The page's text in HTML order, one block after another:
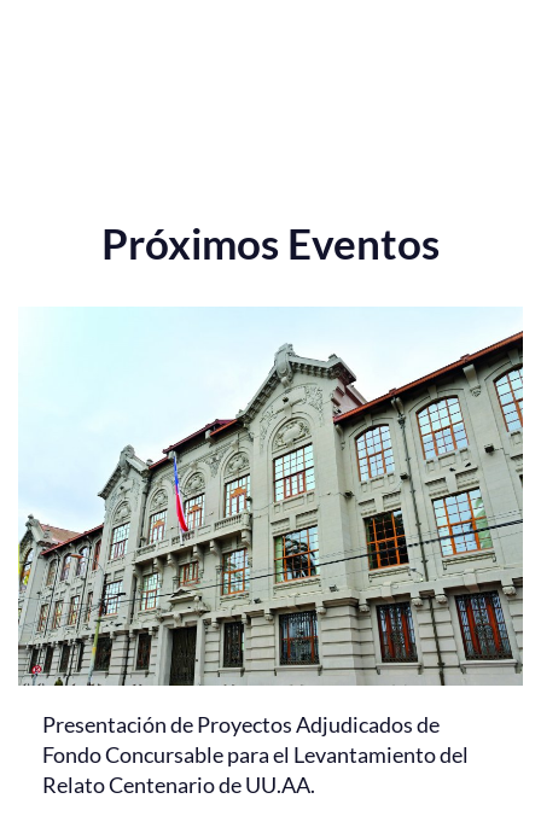
Próximos Eventos
Presentación de Proyectos Adjudicados de
Fondo Concursable para el Levantamiento del
Relato Centenario de UU.AA.